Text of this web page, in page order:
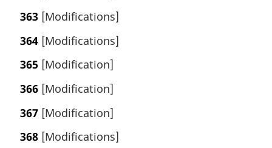
363 [Modifications]
364 [Modifications]
365 [Modification]
366 [Modification]
367 [Modification]
368 [Modifications]